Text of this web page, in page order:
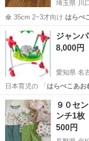
埼玉県 川
傘 35cm 2~3才向け はらぺ
埼玉 川口市 川口駅
ジャン
8,000円
愛知県 名
日本育児の 「 はらぺこあお
愛知 名古屋市 名
９０セ
ンチ1
500円